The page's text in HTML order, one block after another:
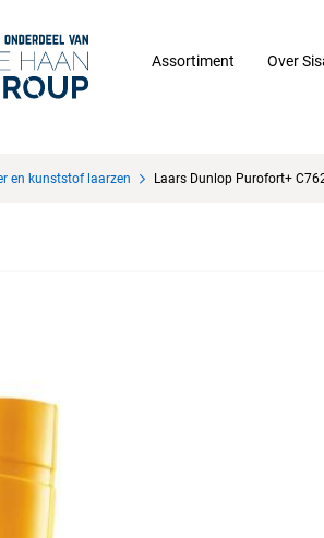
Assortiment Over
en kunststof laarzen Laars Dunlop Purofort+